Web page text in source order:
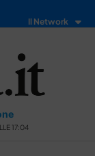
Il Network
17:04